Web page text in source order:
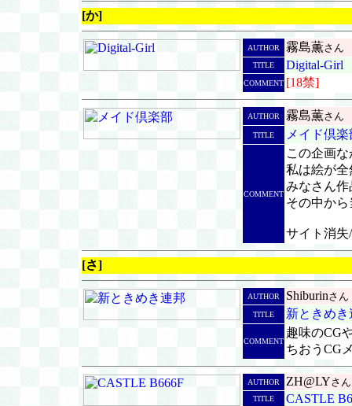
[か]
AUTHOR 霧島薫さん
TITLE Digital-Girl
COMMENT [18禁]
AUTHOR 霧島薫さん
TITLE メイド倶楽
COMMENT
この企画
私は絵が
みなさん
その中か
サイト消失
[さ]
AUTHOR Shiburinさん
TITLE 新ときめき
COMMENT
趣味のCG
ちおうCG
AUTHOR ZH@LYさん
TITLE CASTLE